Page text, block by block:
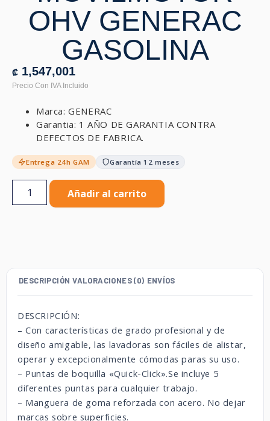
OHV GENERAC
GASOLINA
₡ 1,547,001
Marca: GENERAC
Garantia: 1 AÑO DE GARANTIA CONTRA
DEFECTOS DE FABRICA.
Entrega 24h GAM Garantía 12 meses
Añadir al carrito
DESCRIPCIÓN VALORACIONES (0) ENVÍOS
DESCRIPCIÓN:
– Con características de grado profesional y de
diseño amigable, las lavadoras son fáciles de alistar,
operar y excepcionalmente cómodas paras su uso.
– Puntas de boquilla «Quick-Click».Se incluye 5
diferentes puntas para cualquier trabajo.
– Manguera de goma reforzada con acero. No dejar
marcas sobre superficies.